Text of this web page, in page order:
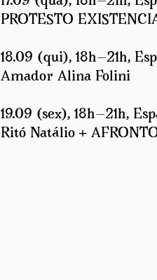
PROTESTO
18.09 (qui), 18h—21h,
Amador Alina Folini
19.09 (sex), 18h—21h,
Ritó Natálio +